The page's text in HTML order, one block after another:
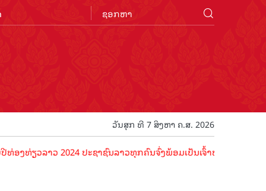
ວັນສຸກ ທີ 7 ສິງຫາ ຄ.ສ. 2026
ຽວລາວ 2024 ປະຊາຊົນລາວທຸກຄົນຈົ່ງພ້ອມເປັນເຈົ້າພາບທີ່ດີ ຕ້ອນຮັບນັ